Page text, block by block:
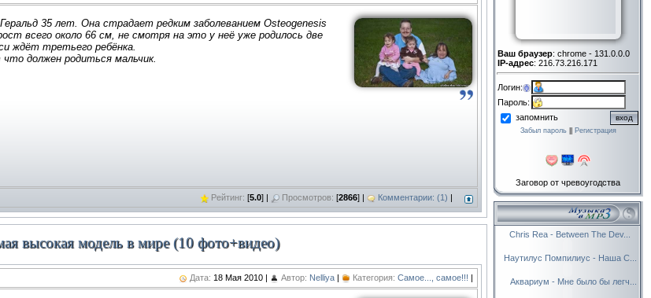
35 лет. Она страдает редким заболеванием Osteogenesis
всего около 66 см, не смотря на это у неё уже родилось две
ждёт третьего ребёнка.
должен родиться мальчик.
Рейтинг: [5.0] | Просмотров: [2866] | Комментарии: (1)
высокая модель в мире (10 фото+видео)
Дата: 18 Мая 2010 | Автор: Nelliya Категория: Самое..., самое!!!
Ваш браузер: chrome - 131.0.0.0
IP-адрес: 216.73.216.171
Логин:
Пароль:
запомнить
Забыл пароль|| Регистрация
Заговор от чревоугодства
Chris Rea - Between The Dev...
Наутилус Помпилиус - Наша С...
Аквариум - Мне было бы легч...